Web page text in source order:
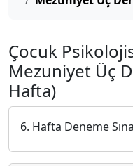
Çocuk
Mezuniyet Üç
Hafta)
6. Hafta Deneme